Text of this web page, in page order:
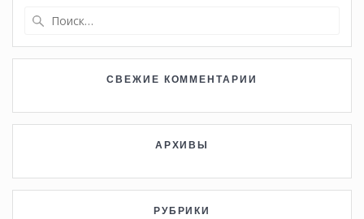
СВЕЖИЕ КОММЕНТАРИИ
АРХИВЫ
РУБРИКИ